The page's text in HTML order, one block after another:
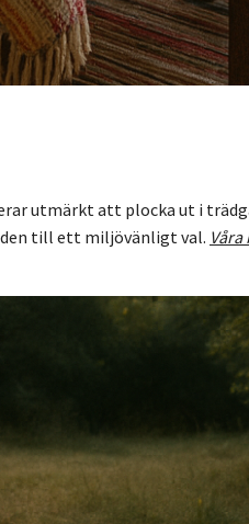
utmärkt att plocka ut i
den till ett miljövänligt val.